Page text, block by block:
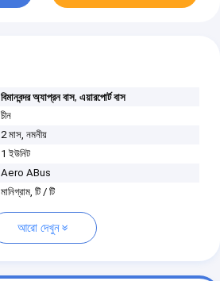
বিমানবন্দর অ্যাপ্রন বাস,এয়ারপোর্ট বাস
চীন
2 মাস, নমনীয়
1 ইউনিট
Aero ABus
মানিগ্রাম, টি / টি
আরো দেখুন